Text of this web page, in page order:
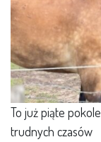
To już piąte
trudnych czasów